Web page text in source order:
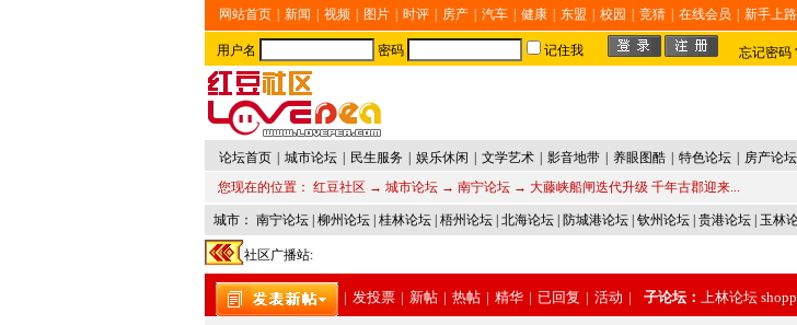
网站首页 新闻 视频 图片 时评 房产 汽车 健康 东盟 校园 竞猜 在线会员 新手上路
用户名 密码 记住我 忘记密码
论坛首页 城市论坛 民生服务 娱乐休闲 文学艺术 影音地带 养眼图酷 特色论坛 房产论坛
您现在的位置： 红豆社区 → 城市论坛 → 南宁论坛 → 大藤峡船闸迭代升级 千年古郡迎来...
城市： 南宁论坛 柳州论坛 桂林论坛 梧州论坛 北海论坛 防城港论坛 钦州论坛 贵港论坛 玉林
社区广播站:
| 发投票 | 新帖 | 热帖 | 精华 | 已回复 | 活动 | 子论坛： 上林论坛